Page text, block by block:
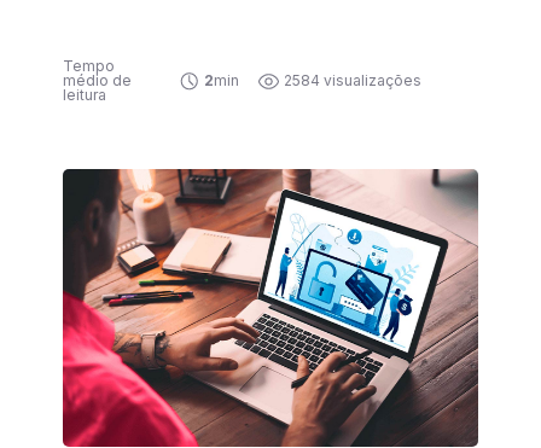
Tempo
médio de
leitura
2min 2584 visualizações